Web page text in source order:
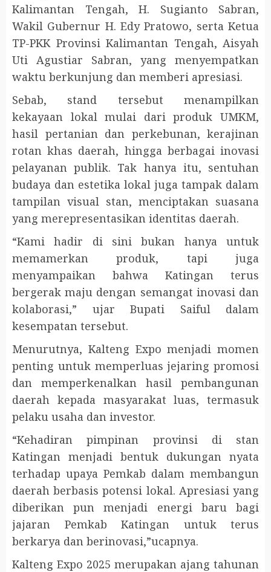
Kalimantan Tengah, H. Sugianto Sabran,
Wakil Gubernur H. Edy Pratowo, serta Ketua
TP-PKK Provinsi Kalimantan Tengah, Aisyah
Uti Agustiar Sabran, yang menyempatkan
waktu berkunjung dan memberi apresiasi.
Sebab, stand tersebut menampilkan
kekayaan lokal mulai dari produk UMKM,
hasil pertanian dan perkebunan, kerajinan
rotan khas daerah, hingga berbagai inovasi
pelayanan publik. Tak hanya itu, sentuhan
budaya dan estetika lokal juga tampak dalam
tampilan visual stan, menciptakan suasana
yang merepresentasikan identitas daerah.
“Kami hadir di sini bukan hanya untuk
memamerkan produk, tapi juga
menyampaikan bahwa Katingan terus
bergerak maju dengan semangat inovasi dan
kolaborasi,” ujar Bupati Saiful dalam
kesempatan tersebut.
Menurutnya, Kalteng Expo menjadi momen
penting untuk memperluas jejaring promosi
dan memperkenalkan hasil pembangunan
daerah kepada masyarakat luas, termasuk
pelaku usaha dan investor.
“Kehadiran pimpinan provinsi di stan
Katingan menjadi bentuk dukungan nyata
terhadap upaya Pemkab dalam membangun
daerah berbasis potensi lokal. Apresiasi yang
diberikan pun menjadi energi baru bagi
jajaran Pemkab Katingan untuk terus
berkarya dan berinovasi,”ucapnya.
Kalteng Expo 2025 merupakan ajang tahunan